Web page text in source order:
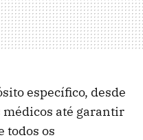
específico, desde
até garantir
todos os